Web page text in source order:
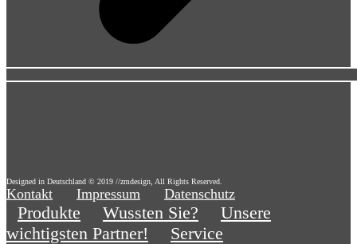
Designed in Deutschland © 2019 //zmdesign, All Rights Reserved.
Kontakt Impressum Datenschutz
Produkte Wussten Sie?
Unsere
wichtigsten Partner!
Service